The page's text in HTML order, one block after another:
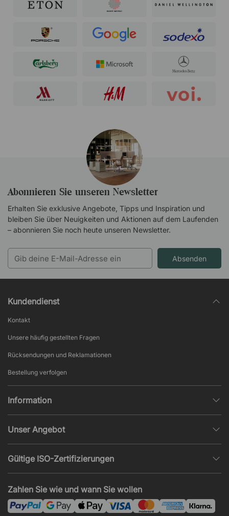
Abonnieren Sie unseren Newsletter
Erhalten Sie exklusive Angebote, Tipps und Inspiration und
bleiben Sie über Neuigkeiten und Aktionen auf dem Laufenden
– abonnieren Sie noch heute unseren Newsletter.
Absenden
Kundendienst
Kontakt
Unsere häufig gestellten Fragen
Rücksendungen und Reklamationen
Bestellung verfolgen
Information
AGB und Widerruf
Beliebte Seiten
Impressum
News und Artikel
Unser Angebot
Projekte, Angebote & Montage
Montage
Zahlen Sie wie und wann Sie wollen
Gültige ISO-Zertifizierungen
ISO 14001
ISO 45001